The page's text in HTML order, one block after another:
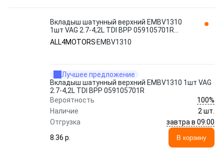
Вкладыш шатунный верхний EMBV1310
1шт VAG 2.7-4,2L TDI BPP 059105701R
ALL4MOTORS
ALL4MOTORS EMBV1310
Лучшее предложение
Вкладыш шатунный верхний EMBV1310 1шт VAG
2.7-4,2L TDI BPP 059105701R
Вероятность
100%
Наличие
2 шт.
Отгрузка
завтра в 09:00
8.36 p.
В корзину